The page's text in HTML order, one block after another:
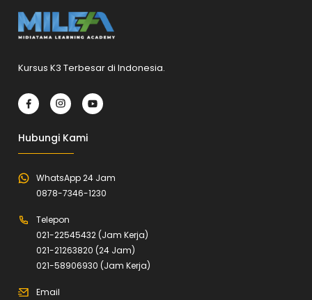
Kursus K3 Terbesar di Indonesia.
Hubungi Kami
WhatsApp 24 Jam
0878-7346-1230
Telepon
021-22545432 (Jam Kerja)
021-21263820 (24 Jam)
021-58906930 (Jam Kerja)
Email